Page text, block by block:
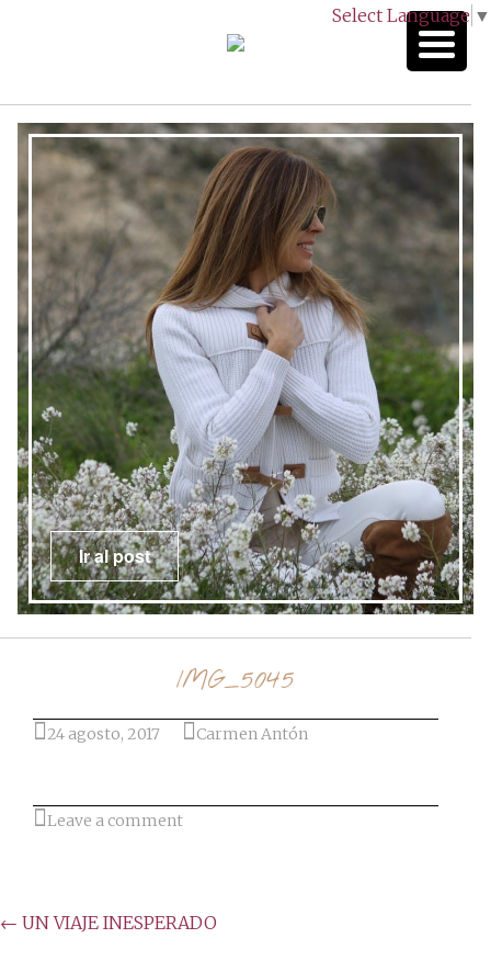
Select Language ▼
Ir al post
IMG_5045
24 agosto, 2017 Carmen Antón
Leave a comment
Post
← UN VIAJE INESPERADO